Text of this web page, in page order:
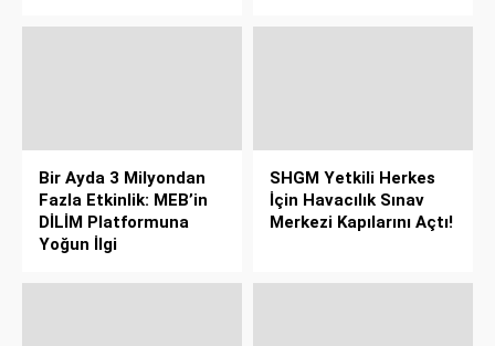
Bir Ayda 3 Milyondan
Fazla Etkinlik: MEB’in
DİLİM Platformuna
Yoğun İlgi
SHGM Yetkili Herkes
İçin Havacılık Sınav
Merkezi Kapılarını Açtı!